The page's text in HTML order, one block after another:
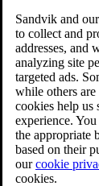
Sandvik and
to collect and
addresses, and
analyzing site
targeted ads.
while others
cookies help us
experience.
the appropriate
based on their
ourcookie
cookies.